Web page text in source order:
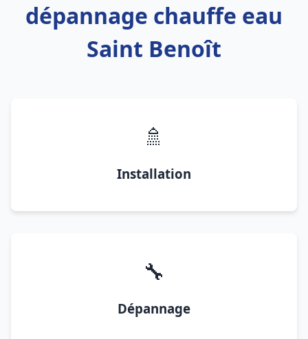
dépannage chauffe eau
Saint Benoît
🚿
Installation
🔧
Dépannage